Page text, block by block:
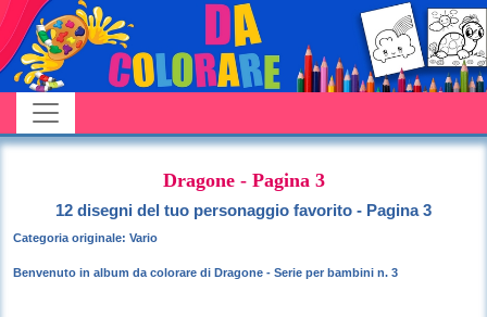
Dragone - Pagina 3
12 disegni del tuo personaggio favorito - Pagina 3
Categoria originale: Vario
Benvenuto in album da colorare di Dragone - Serie per bambini n. 3